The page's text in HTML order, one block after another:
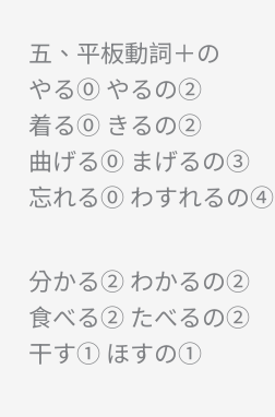
五、平板動詞＋の
やる⓪ やるの②
着る⓪ きるの②
曲げる⓪ まげるの③
忘れる⓪ わすれるの④
分かる② わかるの②
食べる② たべるの②
干す① ほすの①